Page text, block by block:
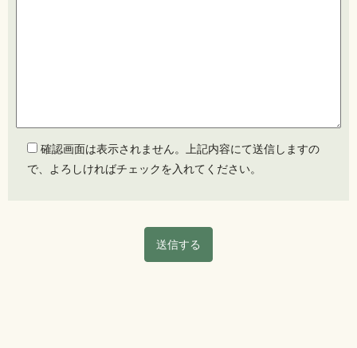
確認画面は表示されません。上記内容にて送信しますの
で、よろしければチェックを入れてください。